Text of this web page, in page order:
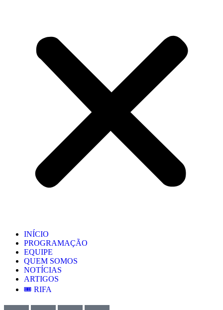
INÍCIO
PROGRAMAÇÃO
EQUIPE
QUEM SOMOS
NOTÍCIAS
ARTIGOS
🎟️ RIFA